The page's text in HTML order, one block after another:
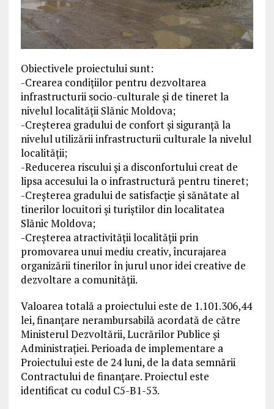
Obiectivele proiectului sunt:
-Crearea condițiilor pentru dezvoltarea
infrastructurii socio-culturale și de tineret la
nivelul localității Slănic Moldova;
-Creșterea gradului de confort și siguranță la
nivelul utilizării infrastructurii culturale la nivelul
localității;
-Reducerea riscului și a disconfortului creat de
lipsa accesului la o infrastructură pentru tineret;
-Creșterea gradului de satisfacție și sănătate al
tinerilor locuitori și turiștilor din localitatea
Slănic Moldova;
-Creșterea atractivității localității prin
promovarea unui mediu creativ, încurajarea
organizării tinerilor în jurul unor idei creative de
dezvoltare a comunității.
Valoarea totală a proiectului este de 1.101.306,44
lei, finanțare nerambursabilă acordată de către
Ministerul Dezvoltării, Lucrărilor Publice și
Administrației. Perioada de implementare a
Proiectului este de 24 luni, de la data semnării
Contractului de finanțare. Proiectul este
identificat cu codul C5-B1-53.